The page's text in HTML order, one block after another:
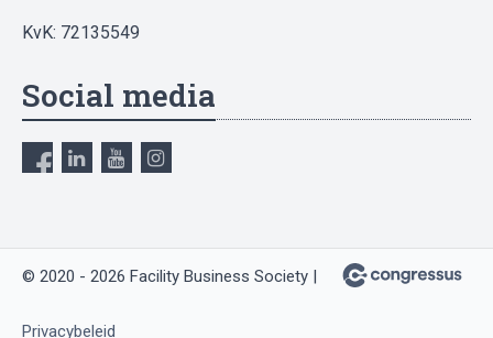
KvK: 72135549
Social media
© 2020 - 2026 Facility Business Society |
Privacybeleid